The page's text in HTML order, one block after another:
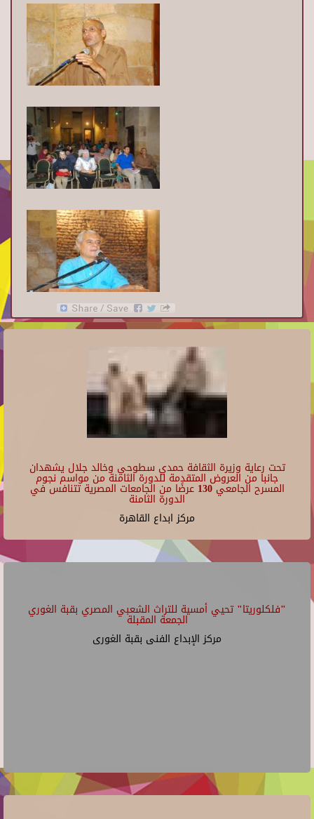
تحت رعاية وزيرة الثقافة حمدي سطوحي وخالد جلال يشهدان
جانبا من العروض المتقدمة للدورة الثامنة من مواسم نجوم
المسرح الجامعي 130 عرضًا من الجامعات المصرية تتنافس في
الدورة الثامنة
مركز ابداع القاهرة
"فلكلوريتا" تحيي أمسية للتراث الشعبي المصري بقبة الغوري
الجمعة المقبلة
مركز الإبداع الفنى بقبة الغورى